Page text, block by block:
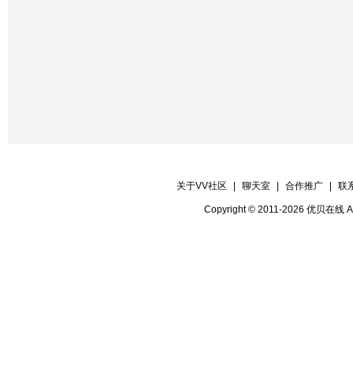
关于VV社区 聊天室 合作推广 联
Copyright © 2011-2026 优贝在线